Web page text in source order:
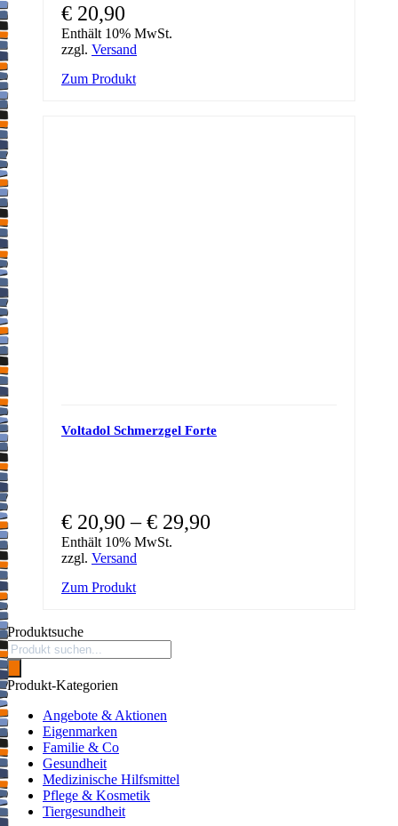
€ 20,90
Enthält 10% MwSt.
zzgl. Versand
Zum Produkt
Voltadol Schmerzgel Forte
€ 20,90 –€ 29,90
Enthält 10% MwSt.
zzgl. Versand
Zum ProduktThis
be
product
page
Produktsuche
Products
search
Produkt-Kategorien
Angebote & Aktionen
Eigenmarken
Familie & Co
Gesundheit
Medizinische Hilfsmittel
Pflege & Kosmetik
Tiergesundheit